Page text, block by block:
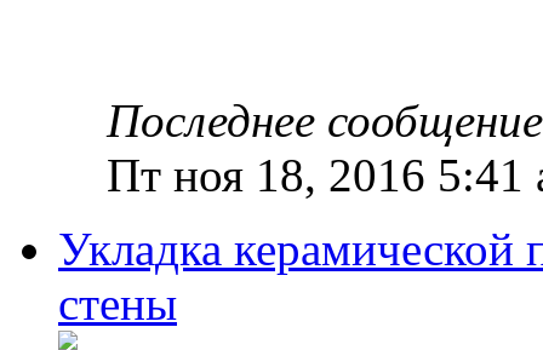
Последнее
Пт ноя 18, 2016 5:41
Укладка керамической
стены